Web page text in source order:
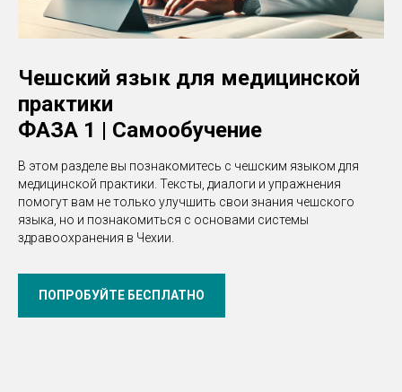
Чешский язык для медицинской
практики
ФАЗА 1 | Самообучение
В этом разделе вы познакомитесь с чешским языком для
медицинской практики. Тексты, диалоги и упражнения
помогут вам не только улучшить свои знания чешского
языка, но и познакомиться с основами системы
здравоохранения в Чехии.
ПОПРОБУЙТЕ БЕСПЛАТНО